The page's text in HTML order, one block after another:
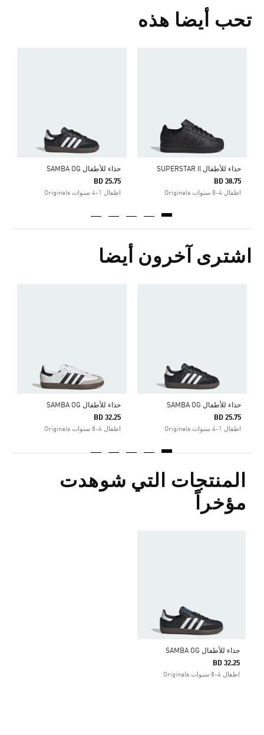
تحب أيضا هذه
حذاء للأطفال SUPERSTAR II
BD 38.75
اطفال 4-8 سنوات Originals
حذاء للأطفال SAMBA OG
BD 25.75
اطفال 1-4 سنوات Originals
اشترى آخرون أيضا
حذاء للأطفال SAMBA OG
BD 25.75
اطفال 1-4 سنوات Originals
حذاء للأطفال SAMBA OG
BD 32.25
اطفال 4-8 سنوات Originals
المنتجات التي شوهدت
مؤخراً
حذاء للأطفال SAMBA OG
BD 32.25
اطفال 4-8 سنوات Originals